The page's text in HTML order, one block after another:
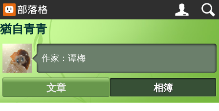
猶自青青
作家：谭梅
文章 相簿